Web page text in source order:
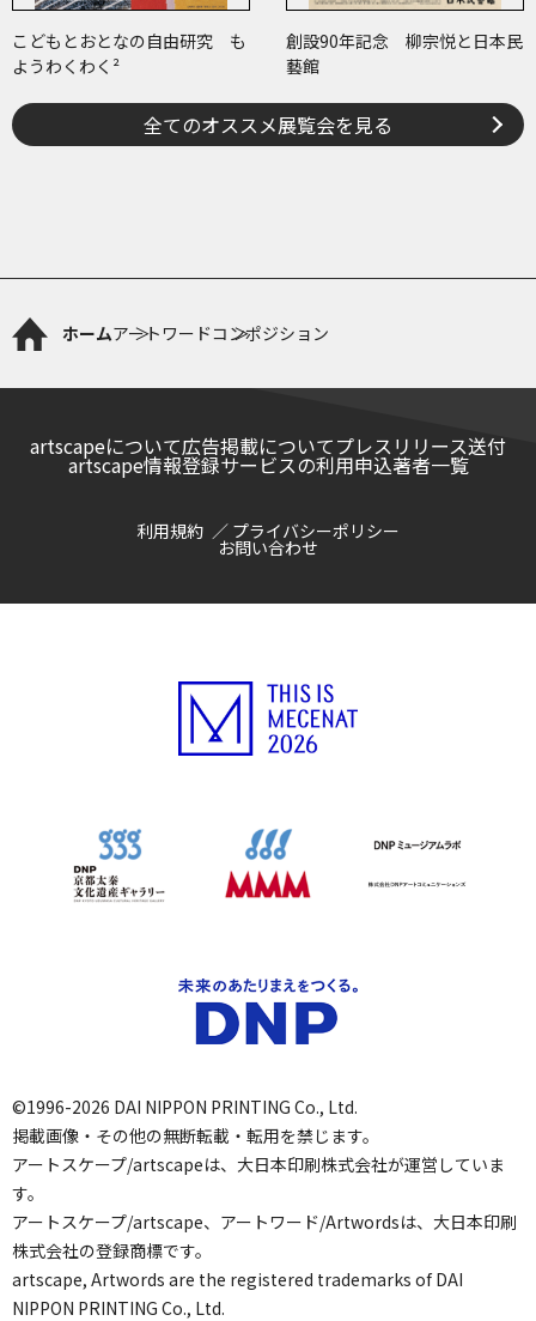
こどもとおとなの自由研究 も
ようわくわく²
創設90年記念 柳宗悦と日本民
藝館
全てのオススメ展覧会を見る
ホームアートワードコンポジション
artscapeについて広告掲載についてプレスリリース送付
artscape情報登録サービスの利用申込著者一覧
利用規約 プライバシーポリシー
お問い合わせ
©1996-2026 DAI NIPPON PRINTING Co., Ltd.
掲載画像・その他の無断転載・転用を禁じます。
アートスケープ/artscapeは、大日本印刷株式会社が運営していま
す。
アートスケープ/artscape、アートワード/Artwordsは、大日本印刷
株式会社の登録商標です。
artscape, Artwords are the registered trademarks of DAI
NIPPON PRINTING Co., Ltd.